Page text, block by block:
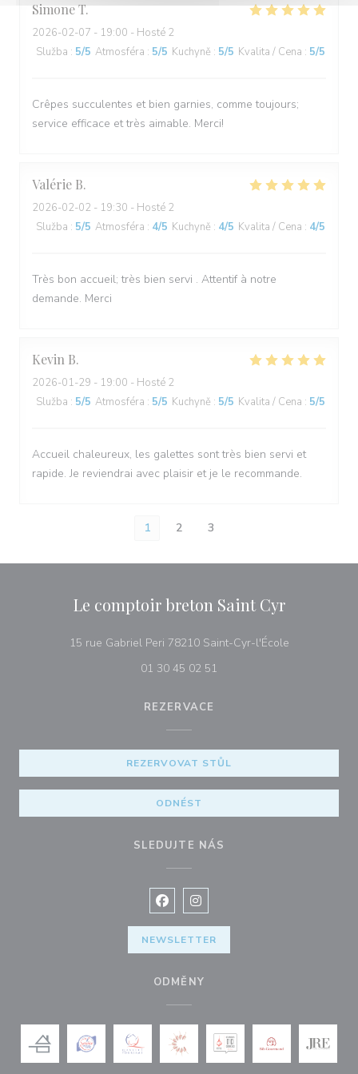
SimoneT
2026-02-07 - 19:00 - Hosté 2
Služba : 5/5 Atmosféra : 5/5 Kuchyně : 5/5 Kvalita / Cena : 5/5
Crêpes succulentes et bien garnies, comme toujours;
service efficace et très aimable. Merci!
Valérie B
2026-02-02 - 19:30 - Hosté 2
Služba : 5/5 Atmosféra : 4/5 Kuchyně : 4/5 Kvalita / Cena : 4/5
Très bon accueil; très bien servi . Attentif à notre
demande. Merci
Kevin B
2026-01-29 - 19:00 - Hosté 2
Služba : 5/5 Atmosféra : 5/5 Kuchyně : 5/5 Kvalita / Cena : 5/5
Accueil chaleureux, les galettes sont très bien servi et
rapide. Je reviendrai avec plaisir et je le recommande.
1 2 3
Le comptoir breton Saint Cyr
15 rue Gabriel Peri 78210 Saint-Cyr-l'École((otevře se v
01 30 45 02 51
REZERVACE
REZERVOVAT STŮL
ODNÉST
SLEDUJTE NÁS
Facebook ((otevře se v novém
Instagram ((otevře se v
NEWSLETTER
ODMĚNY